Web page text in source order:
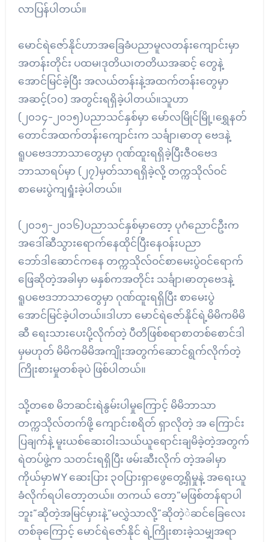
လာပြန်ပါတယ်။
မောင်ရဲဇော်နိုင်ဟာအခြေခံပညာမူလတန်းကျောင်းမှာ
အတန်းတိုင်း ပထမ၊ဒုတိယ၊တတိယအဆင့် တွေနဲ့
အောင်မြင်ခဲ့ပြီး အလယ်တန်းနဲ့အထက်တန်းတွေမှာ
အဆင့်(၁၀) အတွင်းရရှိခဲ့ပါတယ်။သူဟာ
(၂၀၁၄-၂၀၁၅)ပညာသင်နှစ်မှာ မော်လမြိုင်မြို့၊ရွှေနတ်
တောင်အထက်တန်းကျောင်းက သင်္ချာ၊ဓာတု ဗေဒနဲ့
ရူပဗေဒဘာသာတွေမှာ ဂုဏ်ထူးရရှိခဲ့ပြီးဇီဝဗေဒ
ဘာသာရပ်မှာ (၂၇)မှတ်သာရရှိခဲ့လို့ တက္ကသိုလ်ဝင်
စာမေးပွဲကျရှုံးခဲ့ပါတယ်။
(၂၀၁၅-၂၀၁၆)ပညာသင်နှစ်မှာတော့ ပုဂံညောင်ဦးက
အဒေါ်ဆီသွားရောက်နေထိုင်ပြီးနေဝန်းပညာ
ဘော်ဒါဆောင်ကနေ တက္ကသိုလ်ဝင်စာမေးပွဲဝင်ရောက်
ဖြေဆိုတဲ့အခါမှာ မနှစ်ကအတိုင်း သင်္ချာ၊ဓာတုဗေဒနဲ့
ရူပဗေဒဘာသာတွေမှာ ဂုဏ်ထူးရရှိပြီး စာမေးပွဲ
အောင်မြင်ခဲ့ပါတယ်။ဒါဟာ မောင်ရဲဇော်နိုင်ရဲ့မိမိကမိမိ
ဆီ ရေးသားပေးပို့လိုက်တဲ့ ပီတိဖြစ်စရာစာတစ်စောင်ဒါ
မှမဟုတ် မိမိကမိမိအကျိုးအတွက်ဆောင်ရွက်လိုက်တဲ့
ကြိုးစားမှုတစ်ခုပဲ ဖြစ်ပါတယ်။
သို့တစေ မိဘဆင်းရဲနွမ်းပါမှုကြောင့် မိမိဘာသာ
တက္ကသိုလ်တက်ဖို့ ကျောင်းစရိတ် ရှာလိုတဲ့ အ ကြောင်း
ပြချက်နဲ့ မူးယစ်ဆေးဝါးသယ်ယူရောင်းချမိခဲ့တဲ့အတွက်
ရဲတပ်ဖွဲ့က သတင်းရရှိပြီး ဖမ်းဆီးလိုက် တဲ့အခါမှာ
ကိုယ်မှာWY ဆေးပြား ၃၀ပြားရှာဖွေတွေ့ရှိမှုနဲ့ အရေးယူ
ခံလိုက်ရပါတော့တယ်။ တကယ် တော့“မဖြစ်တန်ရာပါ
ဘူး”ဆိုတဲ့အမြင်မှားနဲ့“မလွှဲသာလို့”ဆိုတဲ့ဲဆင်ခြေလေး
တစ်ခုကြောင့် မောင်ရဲဇော်နိုင် ရဲ့ကြိုးစားခဲ့သမျှအရာ